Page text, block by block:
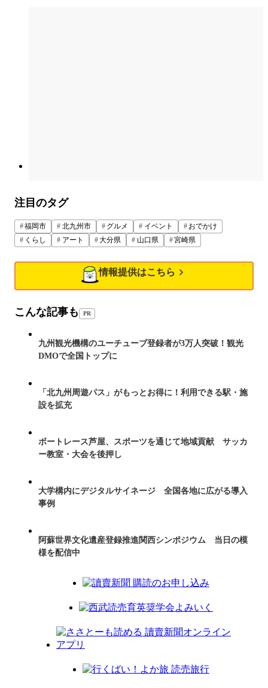
注目のタグ
福岡市 北九州市 グルメ イベント
おでかけ
くらし
アート 大分県 山口県 宮崎県
情報提供はこちら
こんな記事も PR
九州観光機構のユーチューブ登録者が3万人突破！観光
DMOで全国トップに
「北九州周遊パス」がもっとお得に！利用できる駅・施
設を拡充
ボートレース芦屋、スポーツを通じて地域貢献 サッカ
ー教室・大会を後押し
大学構内にデジタルサイネージ 全国各地に広がる導入
事例
阿蘇世界文化遺産登録推進関西シンポジウム 当日の模
様を配信中